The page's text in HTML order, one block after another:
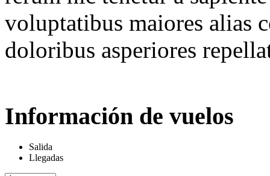
voluptatibus maiores alias
doloribus asperiores
Información de vuelos
Salida
Llegadas